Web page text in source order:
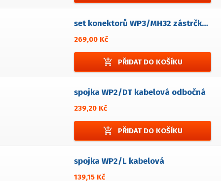
set konektorů WP3/MH32 zástrčka+zásuvka
269,00 Kč
add_shopping_cart PŘIDAT DO KOŠÍKU
spojka WP2/DT kabelová odbočná
239,20 Kč
add_shopping_cart PŘIDAT DO KOŠÍKU
spojka WP2/L kabelová
139,15 Kč